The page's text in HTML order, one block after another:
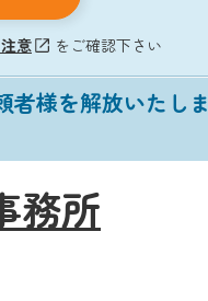
意 をご確認下さい
者様を解放いたしま
務所